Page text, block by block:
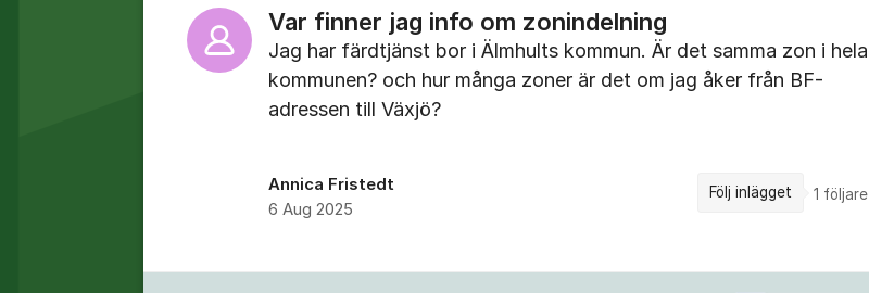
Var finner jag info om zonindelning
Jag har färdtjänst bor i Älmhults kommun. Är det samma zon i hela
kommunen? och hur många zoner är det om jag åker från BF-
adressen till Växjö?
Annica Fristedt
6 Aug 2025
Följ inlägget 1 följare